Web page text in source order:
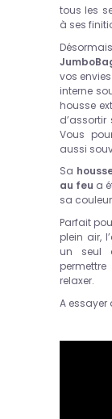
tous les
à ses
vos
interne
housse
Vous
aussi
Sa
au feu a
sa
Parfait
plein air,
un seul
relaxer.
A essayer